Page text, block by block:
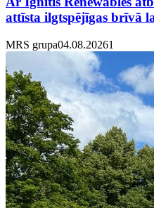
attīsta ilgtspējīgas brīvā
MRS grupa04.08.20261